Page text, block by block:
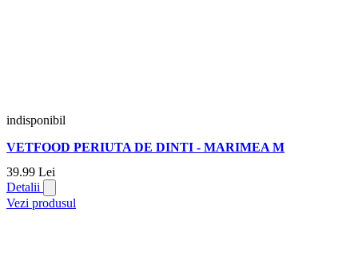
indisponibil
VETFOOD PERIUTA DE DINTI - MARIMEA M
39.99 Lei
Detalii
Vezi produsul